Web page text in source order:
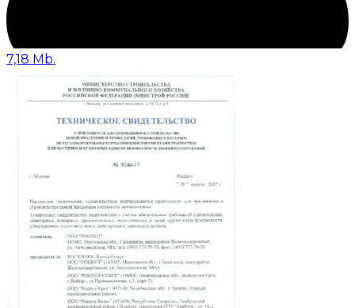
7,18 Mb.